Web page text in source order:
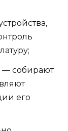
— собирают
его